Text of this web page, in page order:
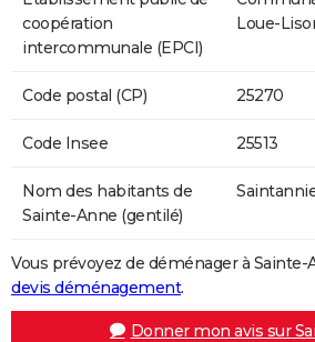
coopération
intercommunale (EPCI)
Loue-
Code postal (CP) 25270
Code Insee 25513
Nom des habitants de
Sainte-Anne (gentilé)
Vous prévoyez de déménager à
devis déménagement.
Donner mon avis sur